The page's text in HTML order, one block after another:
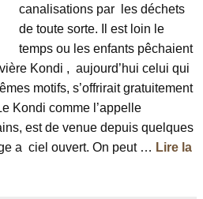
canalisations par les déchets
de toute sorte. Il est loin le
temps ou les enfants pêchaient
Kondi , aujourd’hui celui qui
motifs, s’offrirait gratuitement
Kondi comme l’appelle
est de venue depuis quelques
a ciel ouvert. On peut … Lire la